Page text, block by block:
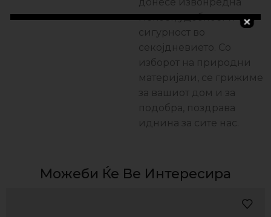
мекост, удобност и
сигурност во
секојдневието. Со
изборот на природни
материјали, се грижиме
за вашиот дом и за
подобра, поздравa
иднина за сите нас.
Можеби Ќе Ве Интересира